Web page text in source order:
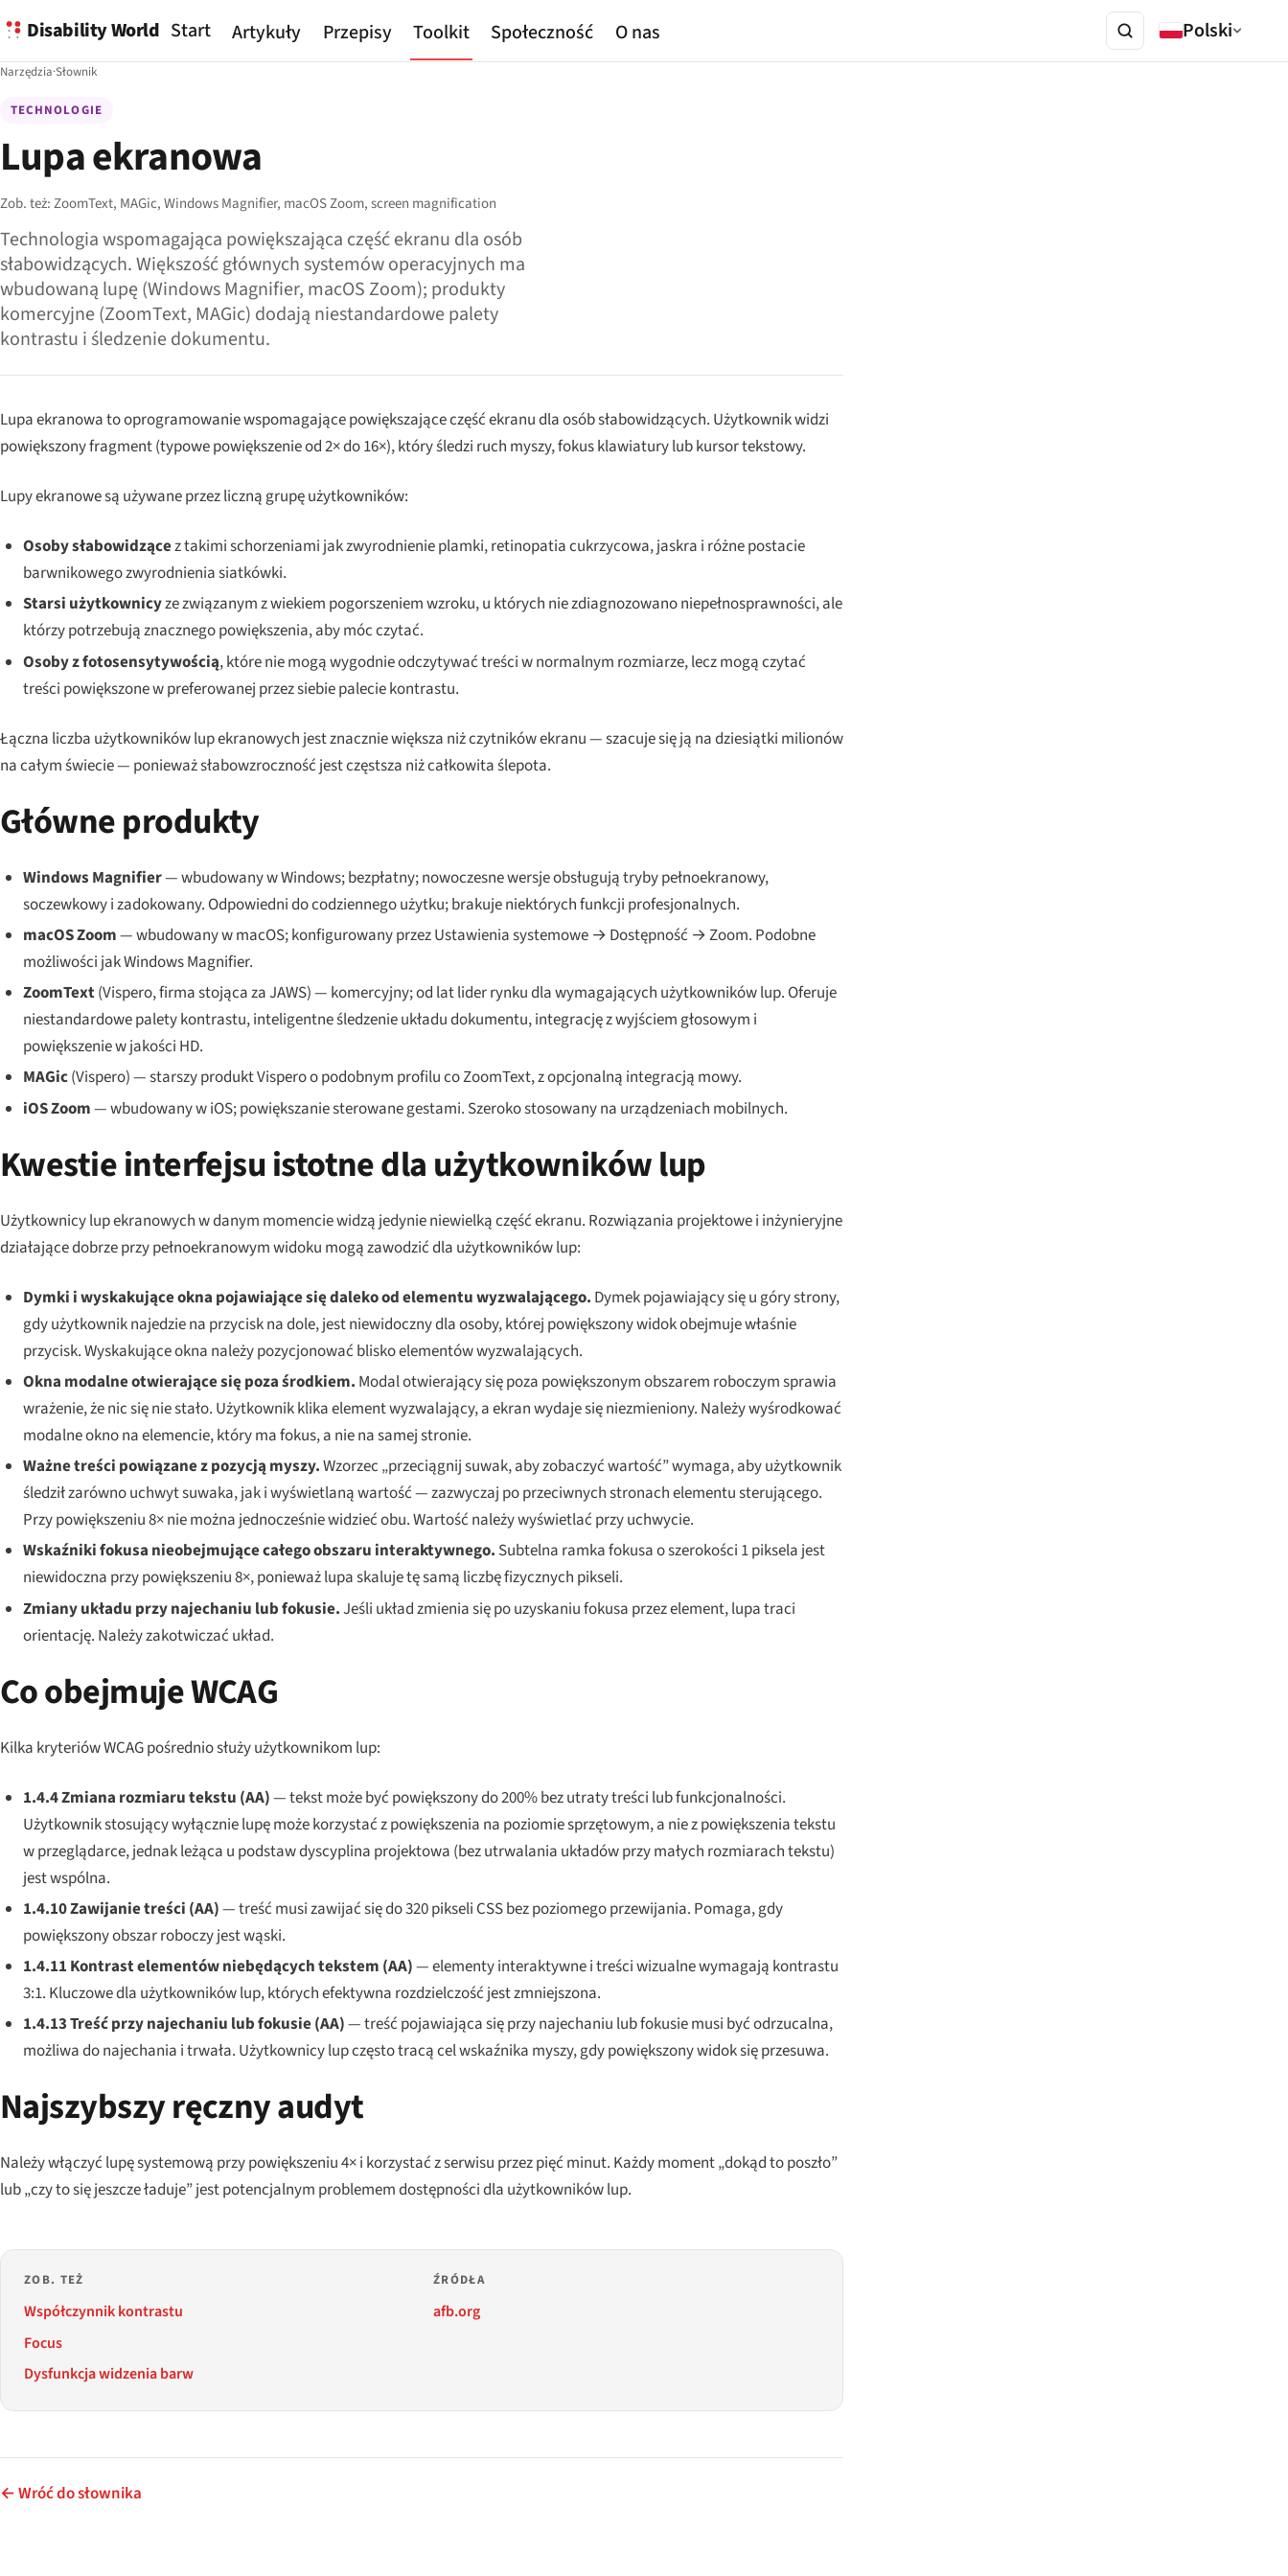
Disability World Start Artykuły Przepisy Toolkit Społeczność O nas Polski
Narzędzia·Słownik
TECHNOLOGIE
Lupa ekranowa
Zob. też:ZoomText, MAGic,Windows Magnifier, macOS Zoom,screen magnification
Technologia wspomagająca powiększająca część ekranu dla osób
słabowidzących. Większość głównych systemów operacyjnych ma
wbudowaną lupę (Windows Magnifier, macOS Zoom); produkty
komercyjne (ZoomText, MAGic) dodają niestandardowe palety
kontrastu i śledzenie dokumentu.
Lupa ekranowa to oprogramowanie wspomagające powiększające część ekranu dla osób słabowidzących. Użytkownik widzi
powiększony fragment (typowe powiększenie od 2× do 16×), który śledzi ruch myszy, fokus klawiatury lub kursor tekstowy.
Lupy ekranowe są używane przez liczną grupę użytkowników:
Osoby słabowidzącez takimi schorzeniami jak zwyrodnienie plamki, retinopatia cukrzycowa, jaskra i różne postacie
barwnikowego zwyrodnienia siatkówki.
Starsi użytkownicyze związanym z wiekiem pogorszeniem wzroku, u których nie zdiagnozowano niepełnosprawności, ale
którzy potrzebują znacznego powiększenia, aby móc czytać.
Osoby z fotosensytywością, które nie mogą wygodnie odczytywać treści w normalnym rozmiarze, lecz mogą czytać
treści powiększone w preferowanej przez siebie palecie kontrastu.
Łączna liczba użytkowników lup ekranowych jest znacznie większa niż czytników ekranu — szacuje się ją na dziesiątki milionów
na całym świecie — ponieważ słabowzroczność jest częstsza niż całkowita ślepota.
Główne produkty
Windows Magnifier— wbudowany w Windows; bezpłatny; nowoczesne wersje obsługują tryby pełnoekranowy,
soczewkowy i zadokowany. Odpowiedni do codziennego użytku; brakuje niektórych funkcji profesjonalnych.
macOS Zoom— wbudowany w macOS; konfigurowany przez Ustawienia systemowe → Dostępność → Zoom. Podobne
możliwości jak Windows Magnifier.
ZoomText(Vispero, firma stojąca za JAWS) — komercyjny; od lat lider rynku dla wymagających użytkowników lup. Oferuje
niestandardowe palety kontrastu, inteligentne śledzenie układu dokumentu, integrację z wyjściem głosowym i
powiększenie w jakości HD.
MAGic(Vispero) — starszy produkt Vispero o podobnym profilu co ZoomText, z opcjonalną integracją mowy.
iOS Zoom— wbudowany w iOS; powiększanie sterowane gestami. Szeroko stosowany na urządzeniach mobilnych.
Kwestie interfejsu istotne dla użytkowników lup
Użytkownicy lup ekranowych w danym momencie widzą jedynie niewielką część ekranu. Rozwiązania projektowe i inżynieryjne
działające dobrze przy pełnoekranowym widoku mogą zawodzić dla użytkowników lup:
Dymki i wyskakujące okna pojawiające się daleko od elementu wyzwalającego. Dymek pojawiający się u góry strony,
gdy użytkownik najedzie na przycisk na dole, jest niewidoczny dla osoby, której powiększony widok obejmuje właśnie
przycisk. Wyskakujące okna należy pozycjonować blisko elementów wyzwalających.
Okna modalne otwierające się poza środkiem. Modal otwierający się poza powiększonym obszarem roboczym sprawia
wrażenie, że nic się nie stało. Użytkownik klika element wyzwalający, a ekran wydaje się niezmieniony. Należy wyśrodkować
modalne okno na elemencie, który ma fokus, a nie na samej stronie.
Ważne treści powiązane z pozycją myszy.Wzorzec „przeciągnij suwak, aby zobaczyć wartość” wymaga, aby użytkownik
śledził zarówno uchwyt suwaka, jak i wyświetlaną wartość — zazwyczaj po przeciwnych stronach elementu sterującego.
Przy powiększeniu 8× nie można jednocześnie widzieć obu. Wartość należy wyświetlać przy uchwycie.
Wskaźniki fokusa nieobejmujące całego obszaru interaktywnego. Subtelna ramka fokusa o szerokości 1 piksela jest
niewidoczna przy powiększeniu 8×, ponieważ lupa skaluje tę samą liczbę fizycznych pikseli.
Zmiany układu przy najechaniu lub fokusie.Jeśli układ zmienia się po uzyskaniu fokusa przez element, lupa traci
orientację. Należy zakotwiczać układ.
Co obejmuje WCAG
Kilka kryteriów WCAG pośrednio służy użytkownikom lup:
1.4.4 Zmiana rozmiaru tekstu (AA)— tekst może być powiększony do 200% bez utraty treści lub funkcjonalności.
Użytkownik stosujący wyłącznie lupę może korzystać z powiększenia na poziomie sprzętowym, a nie z powiększenia tekstu
w przeglądarce, jednak leżąca u podstaw dyscyplina projektowa (bez utrwalania układów przy małych rozmiarach tekstu)
jest wspólna.
1.4.10 Zawijanie treści (AA)— treść musi zawijać się do 320 pikseli CSS bez poziomego przewijania. Pomaga, gdy
powiększony obszar roboczy jest wąski.
1.4.11 Kontrast elementów niebędących tekstem (AA)— elementy interaktywne i treści wizualne wymagają kontrastu
3:1. Kluczowe dla użytkowników lup, których efektywna rozdzielczość jest zmniejszona.
1.4.13 Treść przy najechaniu lub fokusie (AA)— treść pojawiająca się przy najechaniu lub fokusie musi być odrzucalna,
możliwa do najechania i trwała. Użytkownicy lup często tracą cel wskaźnika myszy, gdy powiększony widok się przesuwa.
Najszybszy ręczny audyt
Należy włączyć lupę systemową przy powiększeniu 4× i korzystać z serwisu przez pięć minut. Każdy moment „dokąd to poszło”
lub „czy to się jeszcze ładuje” jest potencjalnym problemem dostępności dla użytkowników lup.
ZOB. TEŻ
Współczynnik kontrastu
Focus
Dysfunkcja widzenia barw
ŹRÓDŁA
afb.org
← Wróć do słownika